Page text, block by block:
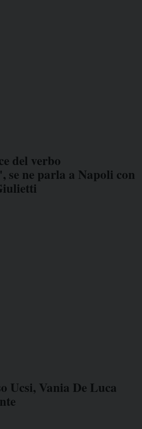
del verbo
se ne parla a Napoli con
Ucsi, Vania De Luca